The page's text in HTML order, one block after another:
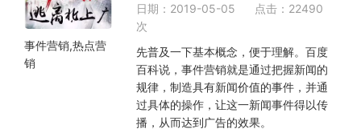
事件营销,热点营
销
日期：2019-05-05
点击：22490
次
先普及一下基本概念，便于理解。百度
百科说，事件营销就是通过把握新闻的
规律，制造具有新闻价值的事件，并通
过具体的操作，让这一新闻事件得以传
播，从而达到广告的效果。